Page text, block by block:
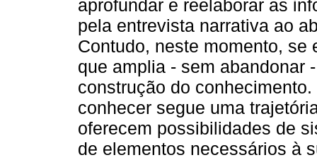
aprofundar e reelaborar as
pela entrevista narrativa ao
Contudo, neste momento,
que amplia - sem abandonar
construção do
conhecer segue uma
oferecem possibilidades de
de elementos necessários à